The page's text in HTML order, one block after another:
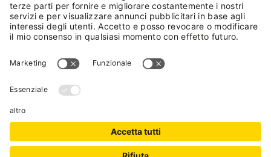
FILTRA LA TUA
RICERCA